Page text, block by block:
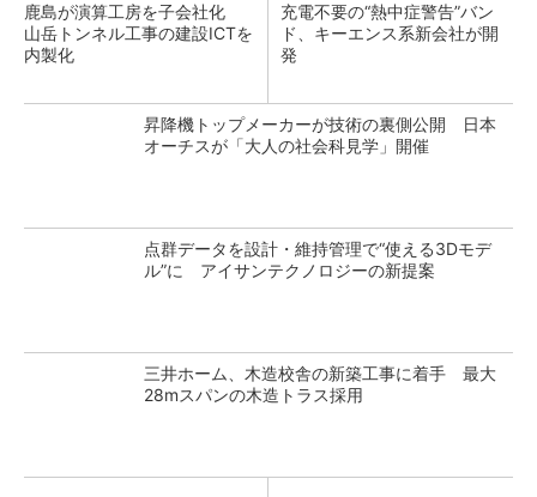
鹿島が演算工房を子会社化
山岳トンネル工事の建設ICTを
内製化
充電不要の“熱中症警告”バン
ド、キーエンス系新会社が開
発
昇降機トップメーカーが技術の裏側公開 日本
オーチスが「大人の社会科見学」開催
点群データを設計・維持管理で“使える3Dモデ
ル”に アイサンテクノロジーの新提案
三井ホーム、木造校舎の新築工事に着手 最大
28mスパンの木造トラス採用